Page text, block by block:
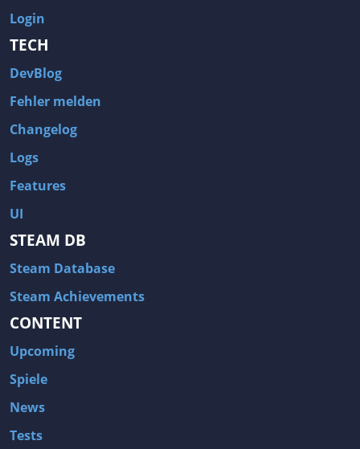
Login
TECH
DevBlog
Fehler melden
Changelog
Logs
Features
UI
STEAM DB
Steam Database
Steam Achievements
CONTENT
Upcoming
Spiele
News
Tests